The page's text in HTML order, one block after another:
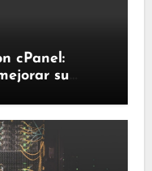
cPanel:
su